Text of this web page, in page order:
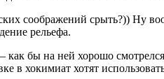
соображений срыть?)) Ну
рельефа.
бы на ней хорошо
в хокимиат хотят